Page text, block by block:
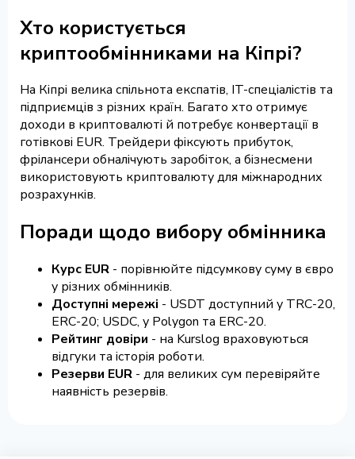
Хто користується
криптообмінниками на Кіпрі?
На Кіпрі велика спільнота експатів, IT-спеціалістів та
підприємців з різних країн. Багато хто отримує
доходи в криптовалюті й потребує конвертації в
готівкові EUR. Трейдери фіксують прибуток,
фрілансери обналічують заробіток, а бізнесмени
використовують криптовалюту для міжнародних
розрахунків.
Поради щодо вибору обмінника
Курс EUR - порівнюйте підсумкову суму в євро
у різних обмінників.
Доступні мережі - USDT доступний у TRC-20,
ERC-20; USDC, у Polygon та ERC-20.
Рейтинг довіри - на Kurslog враховуються
відгуки та історія роботи.
Резерви EUR - для великих сум перевіряйте
наявність резервів.